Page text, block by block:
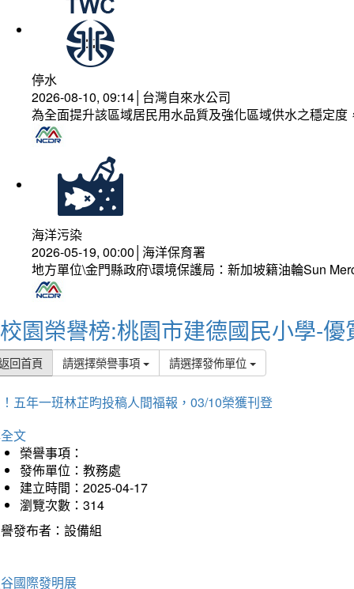
停水
2026-08-10, 09:14│台灣自來水公司
為全面提升該區域居民用水品質及強化區域供水之穩定
海洋污染
2026-05-19, 00:00│海洋保育署
地方單位\金門縣政府\環境保護局：新加坡籍油輪Sun
校園榮譽榜:桃園市建德國民小學-優
回首頁 請選擇榮譽事項 請選擇發佈單位
五年一班林芷昀投稿人間福報，03/10榮獲刊登
文
榮譽事項：
發佈單位：教務處
建立時間：2025-04-17
瀏覽次數：314
發布者：設備組
國際發明展